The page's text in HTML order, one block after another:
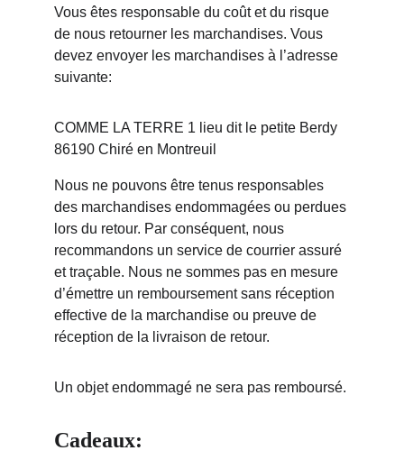
Vous êtes responsable du coût et du risque
de nous retourner les marchandises. Vous
devez envoyer les marchandises à l’adresse
suivante:
COMME LA TERRE 1 lieu dit le petite Berdy
86190 Chiré en Montreuil
Nous ne pouvons être tenus responsables
des marchandises endommagées ou perdues
lors du retour. Par conséquent, nous
recommandons un service de courrier assuré
et traçable. Nous ne sommes pas en mesure
d’émettre un remboursement sans réception
effective de la marchandise ou preuve de
réception de la livraison de retour.
Un objet endommagé ne sera pas remboursé.
Cadeaux: